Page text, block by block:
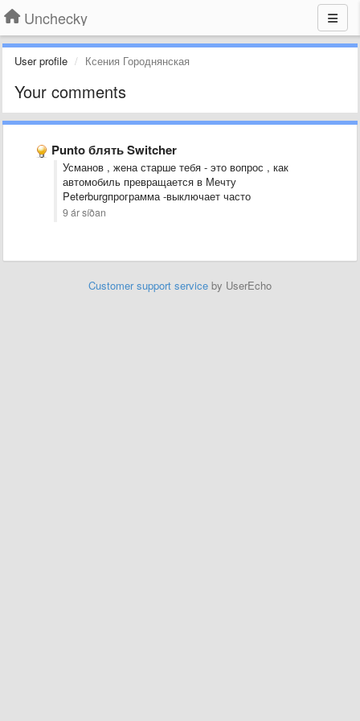
Unchecky
User profile Ксения Городнянская
Your comments
Punto блять Switcher
Усманов , жена старше тебя - это вопрос , как
автомобиль превращается в Мечту
Peterburgпрограмма -выключает часто
9 ár síðan
Customer support service by UserEcho